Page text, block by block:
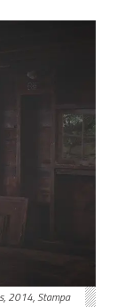
2014, Stampa